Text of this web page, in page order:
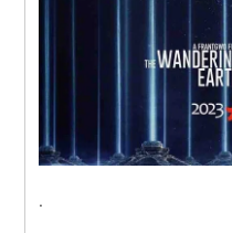
.